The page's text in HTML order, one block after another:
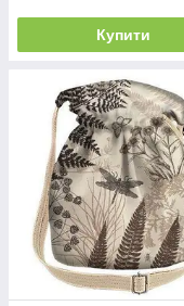
Купити